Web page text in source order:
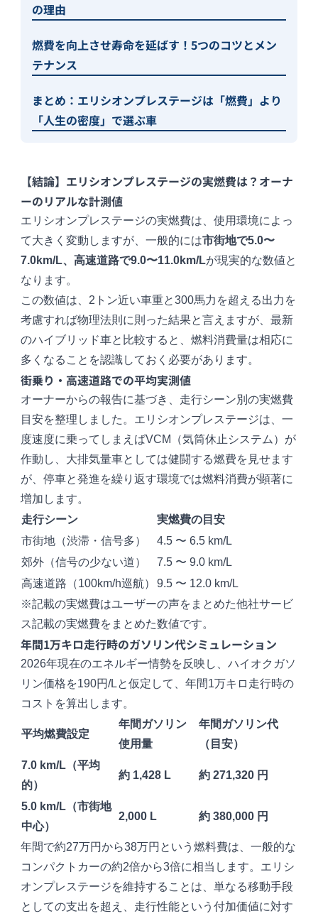
の理由
燃費を向上させ寿命を延ばす！5つのコツとメン
テナンス
まとめ：エリシオンプレステージは「燃費」より
「人生の密度」で選ぶ車
【結論】エリシオンプレステージの実燃費は？オーナ
ーのリアルな計測値
エリシオンプレステージの実燃費は、使用環境によっ
て大きく変動しますが、一般的には市街地で5.0〜
7.0km/L、高速道路で9.0〜11.0km/Lが現実的な数値と
なります。
この数値は、2トン近い車重と300馬力を超える出力を
考慮すれば物理法則に則った結果と言えますが、最新
のハイブリッド車と比較すると、燃料消費量は相応に
多くなることを認識しておく必要があります。
街乗り・高速道路での平均実測値
オーナーからの報告に基づき、走行シーン別の実燃費
目安を整理しました。エリシオンプレステージは、一
度速度に乗ってしまえばVCM（気筒休止システム）が
作動し、大排気量車としては健闘する燃費を見せます
が、停車と発進を繰り返す環境では燃料消費が顕著に
増加します。
走行シーン
実燃費の目安
市街地（渋滞・信号多）
4.5 〜 6.5 km/L
郊外（信号の少ない道）
7.5 〜 9.0 km/L
高速道路（100km/h巡航）
9.5 〜 12.0 km/L
※記載の実燃費はユーザーの声をまとめた他社サービ
ス記載の実燃費をまとめた数値です。
年間1万キロ走行時のガソリン代シミュレーション
2026年現在のエネルギー情勢を反映し、ハイオクガソ
リン価格を190円/Lと仮定して、年間1万キロ走行時の
コストを算出します。
平均燃費設定
年間ガソリン
使用量
年間ガソリン代
（目安）
7.0 km/L（平均
的）
約 1,428 L 約 271,320 円
5.0 km/L（市街地
中心）
2,000 L 約 380,000 円
年間で約27万円から38万円という燃料費は、一般的な
コンパクトカーの約2倍から3倍に相当します。エリシ
オンプレステージを維持することは、単なる移動手段
としての支出を超え、走行性能という付加価値に対す